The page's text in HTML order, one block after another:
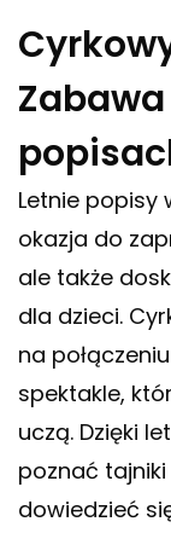
Letnie popisy
okazja do
ale także
dla dzieci.
na
spektakle,
uczą. Dzięki
poznać
dowiedzieć